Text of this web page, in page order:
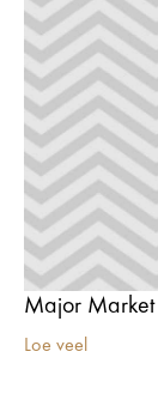
Major Market
Loe veel